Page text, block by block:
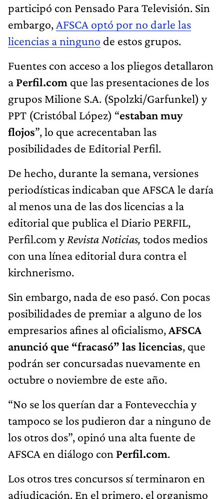
participó con Pensado Para Televisión. Sin
embargo, AFSCA optó por no darle las
licencias a ninguno de estos grupos.
Fuentes con acceso a los pliegos detallaron
a Perfil.com que las presentaciones de los
grupos Milione S.A. (Spolzki/Garfunkel) y
PPT (Cristóbal López) “estaban muy
flojos”, lo que acrecentaban las
posibilidades de Editorial Perfil.
De hecho, durante la semana, versiones
periodísticas indicaban que AFSCA le daría
al menos una de las dos licencias a la
editorial que publica el Diario PERFIL,
Perfil.com yRevista Noticias, todos medios
con una línea editorial dura contra el
kirchnerismo.
Sin embargo, nada de eso pasó. Con pocas
posibilidades de premiar a alguno de los
empresarios afines al oficialismo,AFSCA
anunció que “fracasó” las licencias, que
podrán ser concursadas nuevamente en
octubre o noviembre de este año.
“No se los querían dar a Fontevecchia y
tampoco se los pudieron dar a ninguno de
los otros dos”, opinó una alta fuente de
AFSCA en diálogo con Perfil.com.
Los otros tres concursos sí terminaron en
adjudicación. En el primero, el organismo